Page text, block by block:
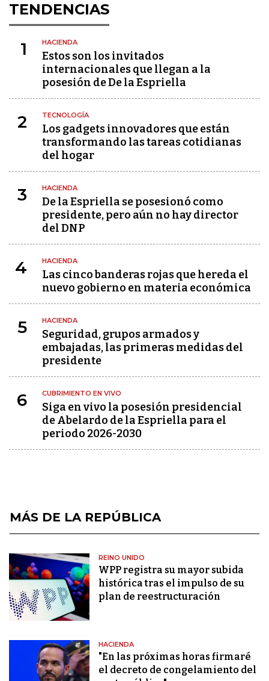
TENDENCIAS
1 HACIENDA
Estos son los invitados
internacionales que llegan a la
posesión de De la Espriella
2 TECNOLOGÍA
Los gadgets innovadores que están
transformando las tareas cotidianas
del hogar
3 HACIENDA
De la Espriella se posesionó como
presidente, pero aún no hay director
del DNP
4 HACIENDA
Las cinco banderas rojas que hereda el
nuevo gobierno en materia económica
5 HACIENDA
Seguridad, grupos armados y
embajadas, las primeras medidas del
presidente
6 CUBRIMIENTO EN VIVO
Siga en vivo la posesión presidencial
de Abelardo de la Espriella para el
periodo 2026-2030
MÁS DE LA REPÚBLICA
REINO UNIDO
WPP registra su mayor subida
histórica tras el impulso de su
plan de reestructuración
HACIENDA
"En las próximas horas firmaré
el decreto de congelamiento del